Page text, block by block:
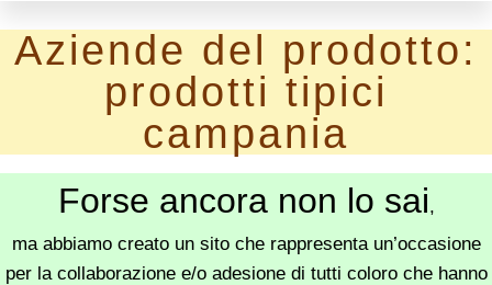
Aziende del prodotto:
prodotti tipici
campania
Forse ancora non lo sai,
ma abbiamo creato un sito che rappresenta un’occasione
per la collaborazione e/o adesione di tutti coloro che hanno